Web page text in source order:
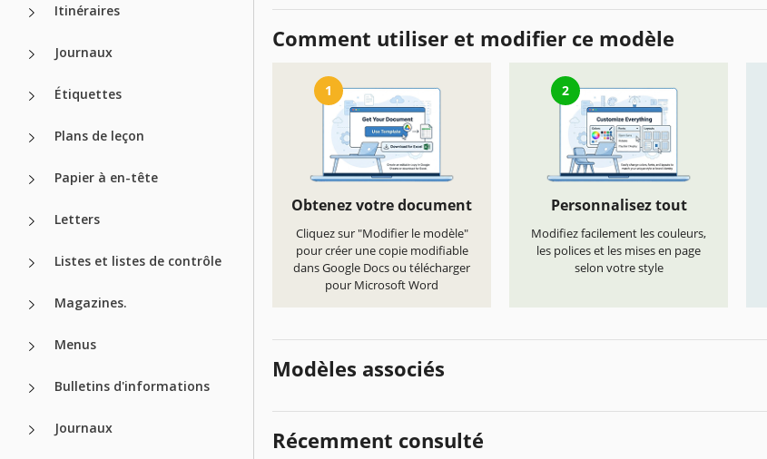
Itinéraires
Journaux
Étiquettes
Plans de leçon
Papier à en-tête
Letters
Listes et listes de contrôle
Magazines.
Menus
Bulletins d'informations
Journaux
Comment utiliser et modifier ce modèle
1
Obtenez votre document
Cliquez sur "Modifier le modèle"
pour créer une copie modifiable
dans Google Docs ou télécharger
pour Microsoft Word
2
Personnalisez tout
Modifiez facilement les couleurs,
les polices et les mises en page
selon votre style
Modèles associés
Récemment consulté